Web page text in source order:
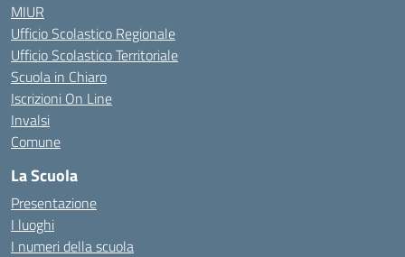
MIUR
Ufficio Scolastico Regionale
Ufficio Scolastico Territoriale
Scuola in Chiaro
Iscrizioni On Line
Invalsi
Comune
La Scuola
Presentazione
I luoghi
I numeri della scuola